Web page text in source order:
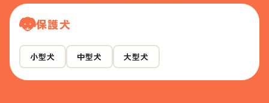
保護犬
小型犬 中型犬 大型犬